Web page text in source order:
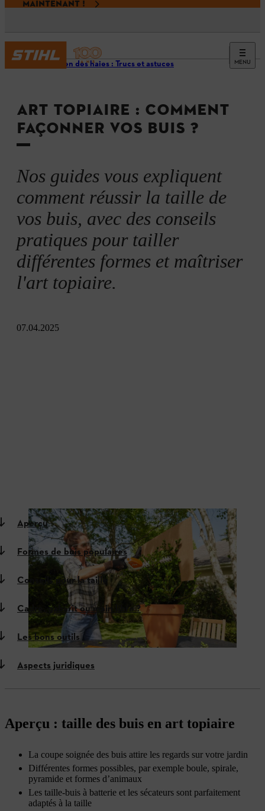
MAINTENANT !
MENU
Entretien des haies : Trucs et astuces
ART TOPIAIRE : COMMENT
FAÇONNER VOS BUIS ?
Nos guides vous expliquent
comment réussir la taille de
vos buis, avec des conseils
pratiques pour tailler
différentes formes et maîtriser
l'art topiaire.
07.04.2025
Aperçu
Formes de buis populaires
Conseils pour la taille
Cadre, gabarit ou main libre ?
Les bons outils
Aspects juridiques
Aperçu : taille des buis en art topiaire
La coupe soignée des buis attire les regards sur votre jardin
Différentes formes possibles, par exemple boule, spirale,
pyramide et formes d’animaux
Les taille-buis à batterie et les sécateurs sont parfaitement
adaptés à la taille